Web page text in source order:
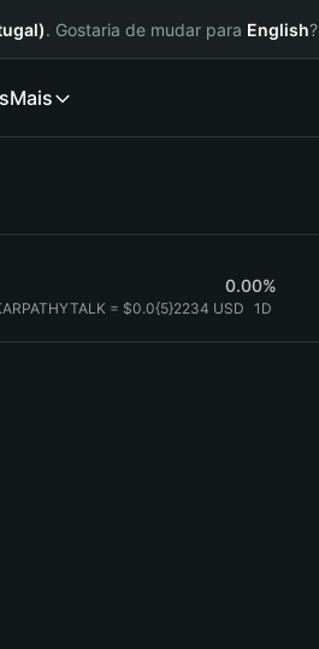
. Gostaria de mudar para English?
Mais
0.00%
= $0.0{5}2234 USD 1D